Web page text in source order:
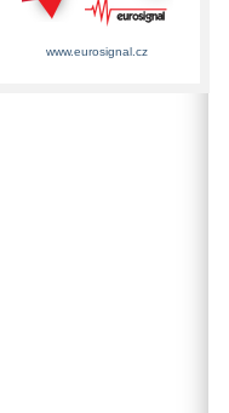
www.eurosignal.cz